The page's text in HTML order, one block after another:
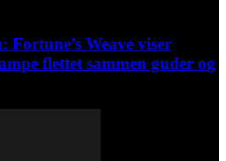
Fortune’s Weave viser
flettet sammen guder og